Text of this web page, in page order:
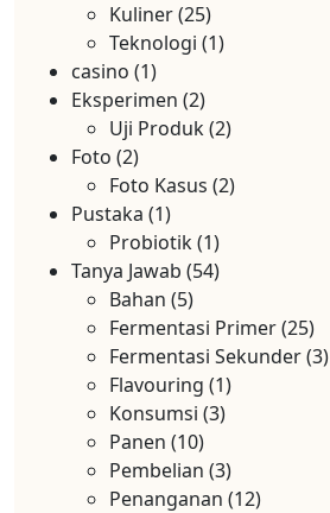
Kuliner(25)
Teknologi (1)
casino (1)
Eksperimen (2)
Uji Produk(2)
Foto (2)
Foto Kasus (2)
Pustaka (1)
Probiotik(1)
Tanya Jawab (54)
Bahan (5)
Fermentasi Primer(25)
Fermentasi Sekunder(3)
Flavouring (1)
Konsumsi (3)
Panen (10)
Pembelian (3)
Penanganan (12)